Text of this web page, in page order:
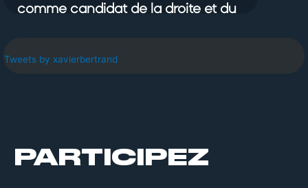
comme candidat de la droite et du
Tweets by xavierbertrand
PARTICIPEZ